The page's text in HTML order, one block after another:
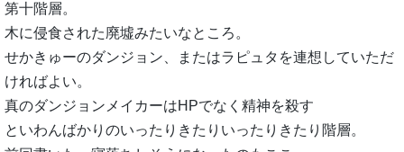
第十階層。
木に侵食された廃墟みたいなところ。
せかきゅーのダンジョン、またはラピュタを連想していただ
ければよい。
真のダンジョンメイカーはHPでなく精神を殺す
といわんばかりのいったりきたりいったりきたり階層。